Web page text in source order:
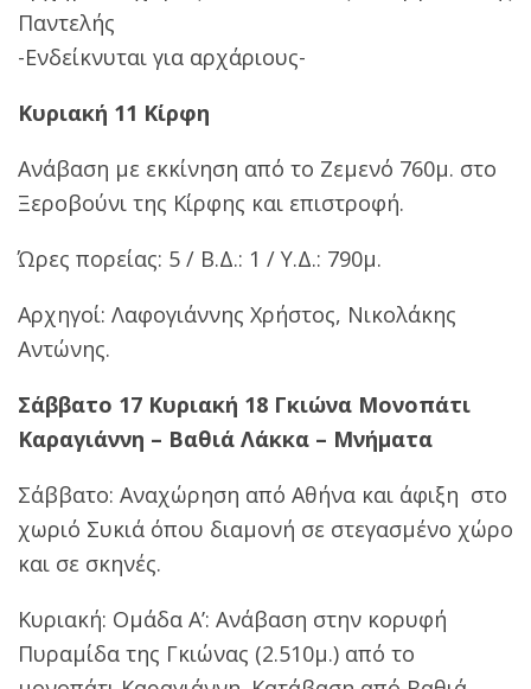
Παντελής
-Ενδείκνυται για αρχάριους-
Κυριακή 11 Κίρφη
Ανάβαση με εκκίνηση από το Ζεμενό 760μ. στο
Ξεροβούνι της Κίρφης και επιστροφή.
Ώρες πορείας: 5 / Β.Δ.: 1 / Υ.Δ.: 790μ.
Αρχηγοί: Λαφογιάννης Χρήστος, Νικολάκης
Αντώνης.
Σάββατο 17 Κυριακή 18 Γκιώνα Μονοπάτι
Καραγιάννη – Βαθιά Λάκκα – Μνήματα
Σάββατο: Αναχώρηση από Αθήνα και άφιξη στο
χωριό Συκιά όπου διαμονή σε στεγασμένο χώρο
και σε σκηνές.
Κυριακή: Ομάδα Α’: Ανάβαση στην κορυφή
Πυραμίδα της Γκιώνας (2.510μ.) από το